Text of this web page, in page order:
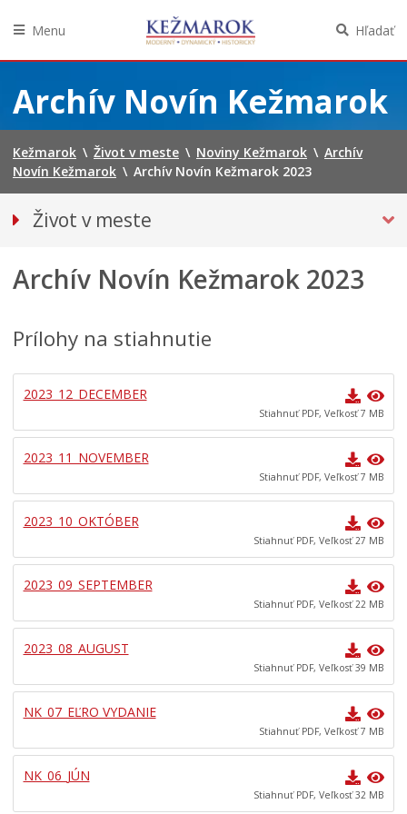
obsah
Menu Hľadať
Archív Novín Kežmarok
Kežmarok \ Život v meste \ Noviny Kežmarok \ Archív
Novín Kežmarok \ Archív Novín Kežmarok 2023
Život v meste
Pohotovostné kontakty
Mestská karta
NOVINY KEŽMAROK
Predajné trhy
Mestské kultúrne stredisko
Mestská knižnica
Kino Iskra
Letné kúpalisko
Verejnoprospešné služby mesta
Sociálne veci
Školstvo
Archív Novín Kežmarok 2023
Prílohy na stiahnutie
2023_12_DECEMBER
Stiahnuť PDF, Veľkosť 7 MB
2023_11_NOVEMBER
Stiahnuť PDF, Veľkosť 7 MB
2023_10_OKTÓBER
Stiahnuť PDF, Veľkosť 27 MB
2023_09_SEPTEMBER
Stiahnuť PDF, Veľkosť 22 MB
2023_08_AUGUST
Stiahnuť PDF, Veľkosť 39 MB
NK_07_EĽRO VYDANIE
Stiahnuť PDF, Veľkosť 7 MB
NK_06_JÚN
Stiahnuť PDF, Veľkosť 32 MB